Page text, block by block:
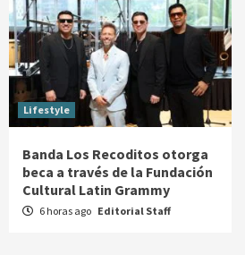
Lifestyle
Banda Los Recoditos otorga
beca a través de la Fundación
Cultural Latin Grammy
6 horas ago Editorial Staff